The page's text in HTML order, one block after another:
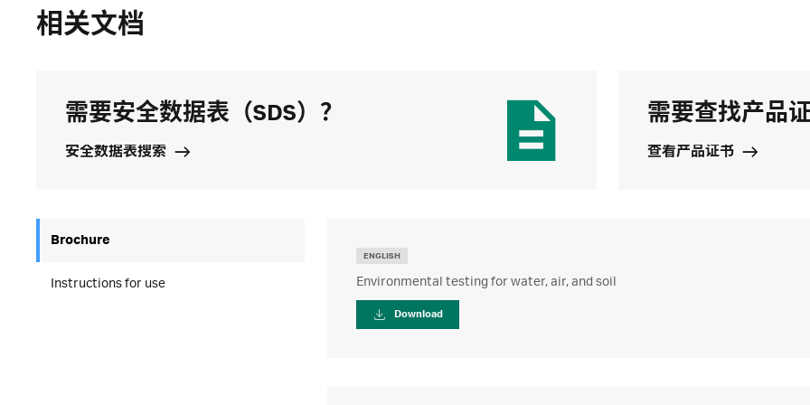
相关文档
需要安全数据表（SDS）？
安全数据表搜索
需要查找产品
查看产品证书
Brochure
Instructions for use
ENGLISH
Environmental testing for water, air, and soil
Download